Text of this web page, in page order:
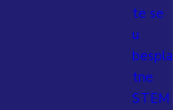
te se
u
bespla
tne
STEM